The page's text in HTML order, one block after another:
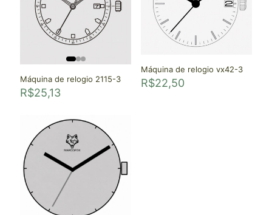
Máquina de relogio 2115-3
R$25,13
Máquina de relogio vx42-3
R$22,50